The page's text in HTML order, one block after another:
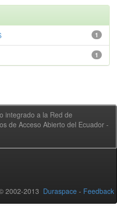
1
1
integrado a la Red de
de Acceso Abierto del Ecuador -
2002-2013 Duraspace - Feedback